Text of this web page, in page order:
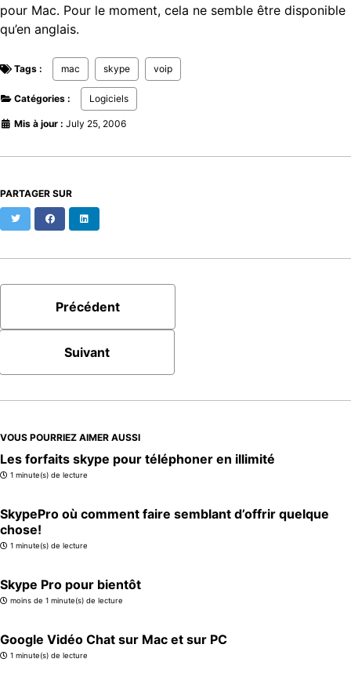
pour Mac. Pour le moment, cela ne semble être disponible
qu’en anglais.
Tags : mac skype voip
Catégories : Logiciels
Mis à jour : July 25, 2006
PARTAGER SUR
Twitter Facebook
Précédent
Suivant
VOUS POURRIEZ AIMER AUSSI
Les forfaits skype pour téléphoner en illimité
1 minute(s) de lecture
SkypePro où comment faire semblant d’offrir quelque
chose!
1 minute(s) de lecture
Skype Pro pour bientôt
moins de 1 minute(s) de lecture
Google Vidéo Chat sur Mac et sur PC
1 minute(s) de lecture